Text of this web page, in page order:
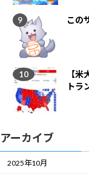
この
【
トラ
アーカイブ
2025年10月